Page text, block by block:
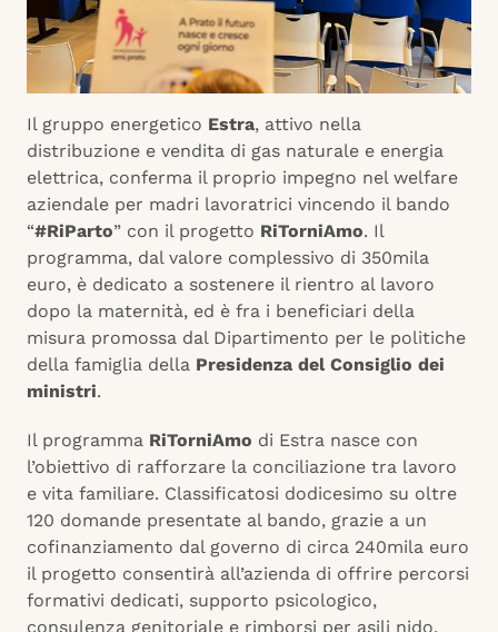
Il gruppo energetico Estra, attivo nella
distribuzione e vendita di gas naturale e energia
elettrica, conferma il proprio impegno nel welfare
aziendale per madri lavoratrici vincendo il bando
“#RiParto” con il progetto RiTorniAmo. Il
programma, dal valore complessivo di 350mila
euro, è dedicato a sostenere il rientro al lavoro
dopo la maternità, ed è fra i beneficiari della
misura promossa dal Dipartimento per le politiche
della famiglia della Presidenza del Consiglio dei
ministri.
Il programma RiTorniAmo di Estra nasce con
l’obiettivo di rafforzare la conciliazione tra lavoro
e vita familiare. Classificatosi dodicesimo su oltre
120 domande presentate al bando, grazie a un
cofinanziamento dal governo di circa 240mila euro
il progetto consentirà all’azienda di offrire percorsi
formativi dedicati, supporto psicologico,
consulenza genitoriale e rimborsi per asili nido,